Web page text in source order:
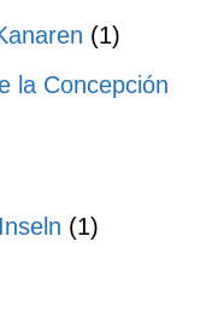
(1)
la Concepción
(1)